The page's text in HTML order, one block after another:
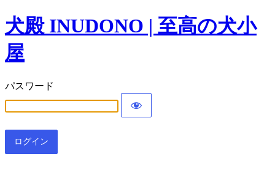
犬殿 INUDONO | 至高の犬小
屋
パスワード